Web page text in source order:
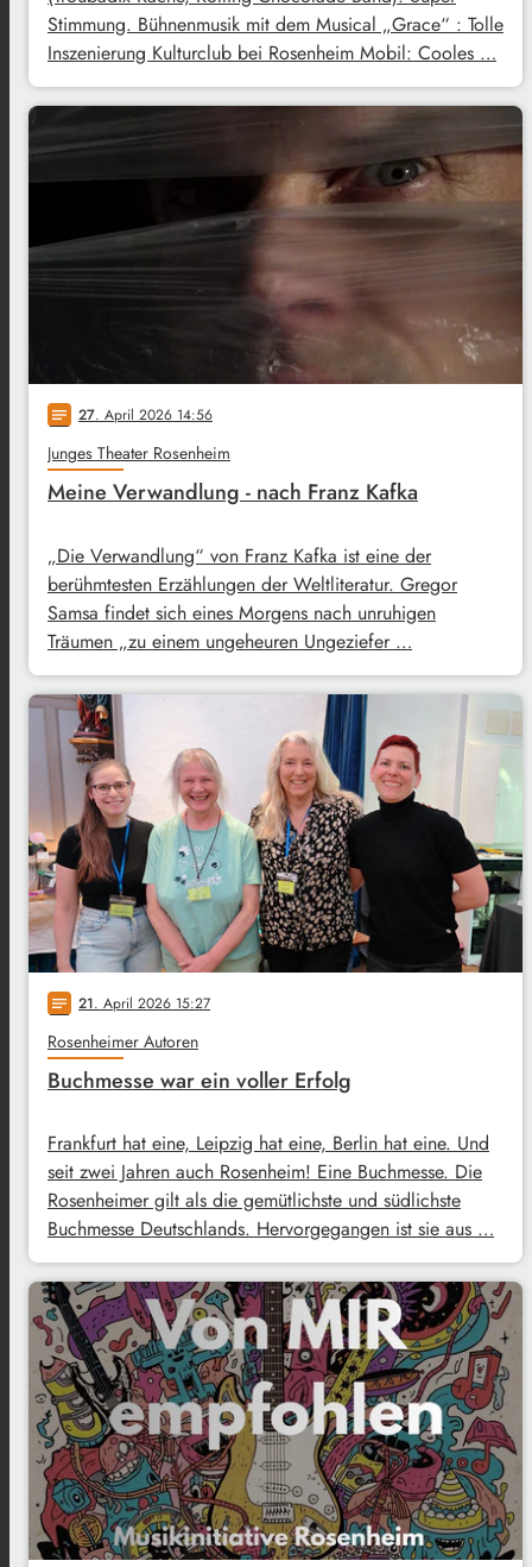
Stimmung. Bühnenmusik mit dem Musical „Grace“ : Tolle
Inszenierung Kulturclub bei Rosenheim Mobil: Cooles …
notes 27. April 2026 14:56
Junges Theater Rosenheim
Meine Verwandlung - nach Franz Kafka
„Die Verwandlung“ von Franz Kafka ist eine der
berühmtesten Erzählungen der Weltliteratur. Gregor
Samsa findet sich eines Morgens nach unruhigen
Träumen „zu einem ungeheuren Ungeziefer …
notes 21. April 2026 15:27
Rosenheimer Autoren
Buchmesse war ein voller Erfolg
Frankfurt hat eine, Leipzig hat eine, Berlin hat eine. Und
seit zwei Jahren auch Rosenheim! Eine Buchmesse. Die
Rosenheimer gilt als die gemütlichste und südlichste
Buchmesse Deutschlands. Hervorgegangen ist sie aus …